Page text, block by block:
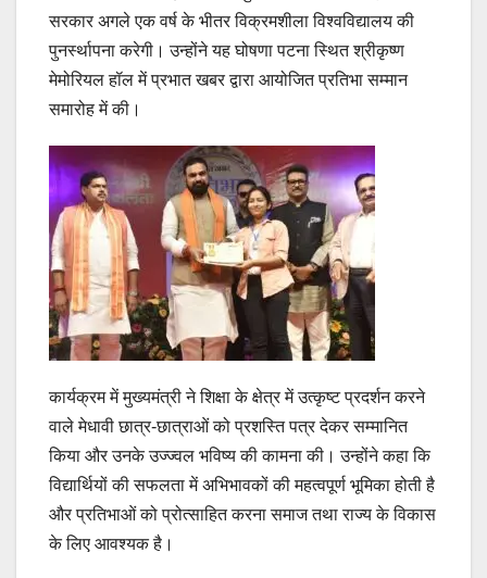
सरकार अगले एक वर्ष के भीतर विक्रमशीला विश्वविद्यालय की
पुनर्स्थापना करेगी। उन्होंने यह घोषणा पटना स्थित श्रीकृष्ण
मेमोरियल हॉल में प्रभात खबर द्वारा आयोजित प्रतिभा सम्मान
समारोह में की।
कार्यक्रम में मुख्यमंत्री ने शिक्षा के क्षेत्र में उत्कृष्ट प्रदर्शन करने
वाले मेधावी छात्र-छात्राओं को प्रशस्ति पत्र देकर सम्मानित
किया और उनके उज्ज्वल भविष्य की कामना की। उन्होंने कहा कि
विद्यार्थियों की सफलता में अभिभावकों की महत्वपूर्ण भूमिका होती है
और प्रतिभाओं को प्रोत्साहित करना समाज तथा राज्य के विकास
के लिए आवश्यक है।